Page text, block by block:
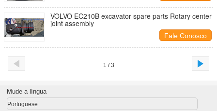
VOLVO EC210B excavator spare parts Rotary center
joint assembly
Fale Conosco
1 / 3
Mude a língua
Portuguese